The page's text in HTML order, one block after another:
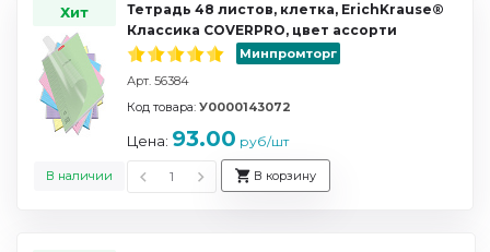
Хит
Тетрадь 48 листов, клетка, ErichKrause®
Классика COVERPRO, цвет ассорти
Минпромторг
Арт. 56384
В наличии
Код товара: У0000143072
Цена: 93.00 руб/шт
В корзину